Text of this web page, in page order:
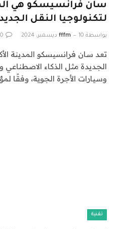
سان فرانسيسكو هي
لتكنولوجيا النقل
بواسطة fffm 10 ديسمبر، 2024 0
تعد سان فرانسيسكو المدينة
الجديدة مثل الذكاء الاصطناعي
وسيارات الأجرة الجوية، وفقًا
تقنية